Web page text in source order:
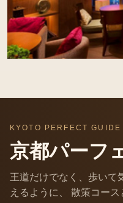
KYOTO PERFECT GUIDE
京都パーフ
王道だけでなく、歩いて
えるように、 散策コー